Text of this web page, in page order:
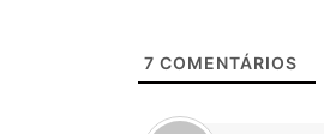
7 COMENTÁRIOS